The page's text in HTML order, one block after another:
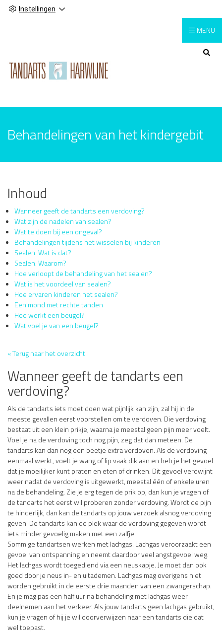
Instellingen
Hoofdmenu
MENU
Behandelingen van het kindergebit
Inhoud
Wanneer geeft de tandarts een verdoving?
Wat zijn de nadelen van sealen?
Wat te doen bij een ongeval?
Behandelingen tijdens het wisselen bij kinderen
Sealen. Wat is dat?
Sealen. Waarom?
Hoe verloopt de behandeling van het sealen?
Wat is het voordeel van sealen?
Hoe ervaren kinderen het sealen?
Een mond met rechte tanden
Hoe werkt een beugel?
Wat voel je van een beugel?
« Terug naar het overzicht
Wanneer geeft de tandarts een
verdoving?
Als de tandarts iets moet doen wat pijnlijk kan zijn, zal hij in de
meeste gevallen eerst voorstellen om te verdoven. Die verdoving
bestaat uit een klein prikje, waarna je meestal geen pijn meer voelt.
Voel je na de verdoving toch nog pijn, zeg dat dan meteen. De
tandarts kan dan nog een beetje extra verdoven. Als de verdoving
eenmaal werkt, voelt je wang of lip vaak dik aan en heb je het gevoel
dat je moeilijker kunt praten en eten of drinken. Dit gevoel verdwijnt
weer nadat de verdoving is uitgewerkt, meestal één of enkele uren
na de behandeling. Zie je erg tegen de prik op, dan kun je vragen of
de tandarts het eerst wil proberen zonder verdoving. Wordt de pijn
te hinderlijk, dan kan de tandarts op jouw verzoek alsnog verdoving
geven. De tandarts kan de plek waar de verdoving gegeven wordt
iets minder gevoelig maken met een zalfje.
Sommige tandartsen werken met lachgas. Lachgas veroorzaakt een
gevoel van ontspanning en neemt daardoor veel angstgevoel weg.
Het lachgas wordt toegediend via een neuskapje. Je moet dan ook
goed door je neus in- en uitademen. Lachgas mag overigens niet
worden gebruikt in de eerste drie maanden van een zwangerschap.
En je mag pas een half uur na behandeling met lachgas weer
deelnemen aan het verkeer. Als jouw tandarts geen lachgas gebruikt,
kun je vragen of hij je wil doorverwijzen naar een tandarts die dat
wel toepast.